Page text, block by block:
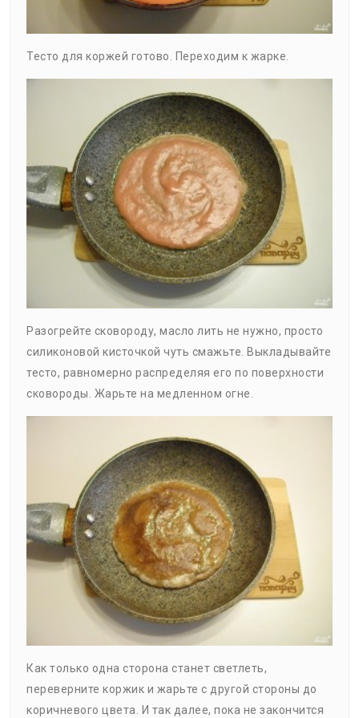
Тесто для коржей готово. Переходим к жарке.
Разогрейте сковороду, масло лить не нужно, просто
силиконовой кисточкой чуть смажьте. Выкладывайте
тесто, равномерно распределяя его по поверхности
сковороды. Жарьте на медленном огне.
Как только одна сторона станет светлеть,
переверните коржик и жарьте с другой стороны до
коричневого цвета. И так далее, пока не закончится